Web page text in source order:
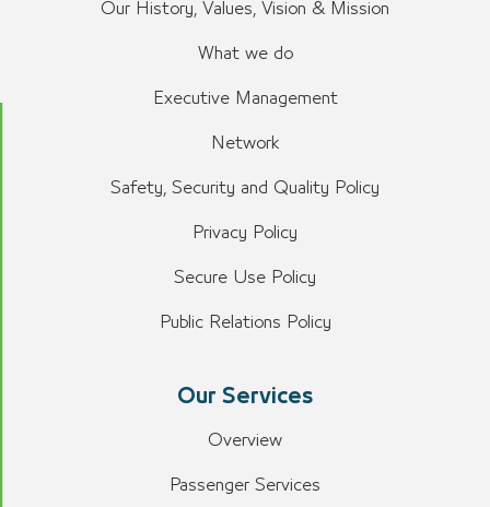
Our History, Values, Vision & Mission
What we do
Executive Management
Network
Safety, Security and Quality Policy
Privacy Policy
Secure Use Policy
Public Relations Policy
Our Services
Overview
Passenger Services